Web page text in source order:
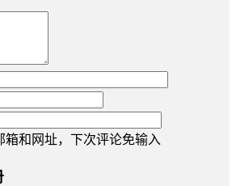
箱和网址，下次评论免输入